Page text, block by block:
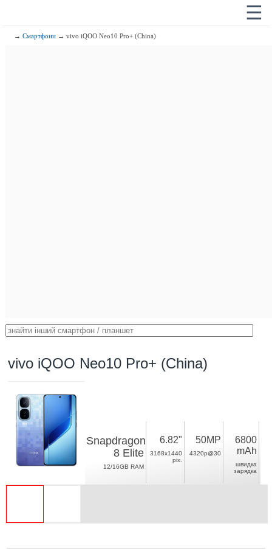
☰
→Смартфони → vivo iQOO Neo10 Pro+ (China)
vivo iQOO Neo10 Pro+ (China)
Snapdragon
8 Elite
12/16GB RAM
6.82"
3168x1440
pix.
50MP
4320p@30
6800
mAh
швидка
зарядка